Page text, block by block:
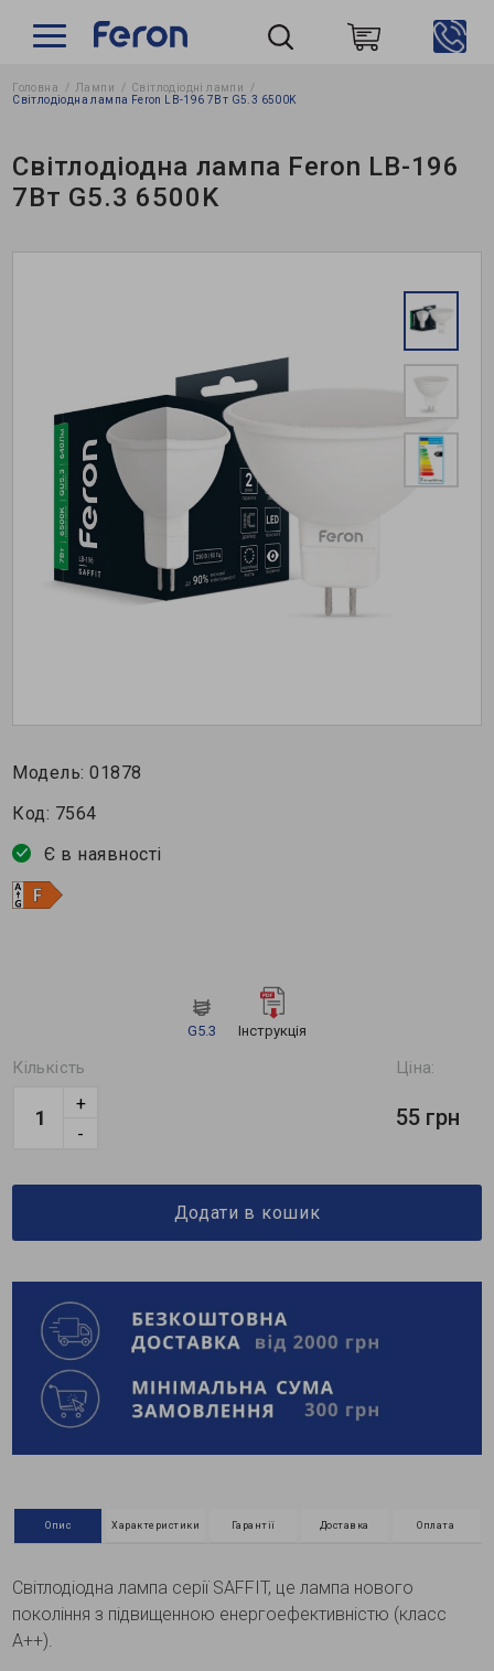
Головна Лампи
Світлодіодні лампи
Світлодіодна лампа Feron LB-196 7Вт G5.3 6500K
Світлодіодна лампа Feron LB-196
7Вт G5.3 6500K
Модель:01878
Код: 7564
Є в наявності
G5.3 Інструкція
Кількість
-
+
Ціна:
55 грн
Додати в кошик
Опис Характеристики Гарантії Доставка Оплата
Світлодіодна лампа серії SAFFIT, це лампа нового
покоління з підвищенною енергоефективністю (класс
А++).